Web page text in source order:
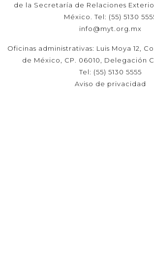
de la Secretaría de Relaciones
México. Tel: (55) 5130
info@myt.org.mx
Oficinas administrativas: Luis Moya 12,
de México, CP. 06010, Delegación
Tel: (55) 5130 5555
Aviso de privacidad